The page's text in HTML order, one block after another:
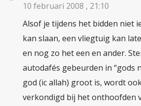
10 februari 2008 , 21:10
Alsof je tijdens het bidden niet
kan slaan, een vliegtuig kan
en nog zo het een en ander.
autodafés gebeurden in “gods
god (ic allah) groot is, wordt
verkondigd bij het onthoofden